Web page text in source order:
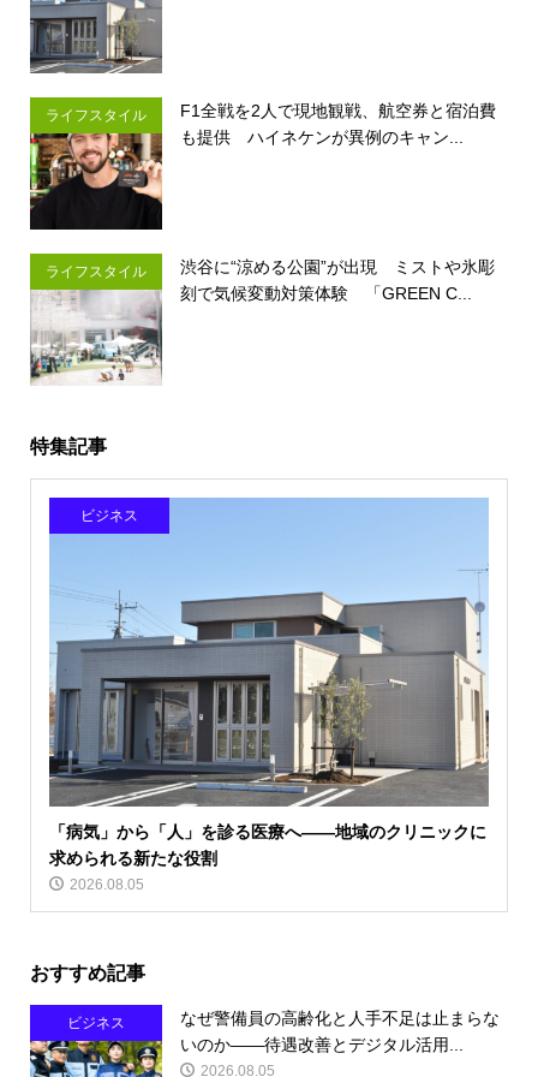
ライフスタイル
F1全戦を2人で現地観戦、航空券と宿泊費
も提供 ハイネケンが異例のキャン...
ライフスタイル
渋谷に“涼める公園”が出現 ミストや氷彫
刻で気候変動対策体験 「GREEN C...
特集記事
ビジネス
「病気」から「人」を診る医療へ――地域のクリニックに
求められる新たな役割
2026.08.05
おすすめ記事
ビジネス
なぜ警備員の高齢化と人手不足は止まらな
いのか――待遇改善とデジタル活用...
2026.08.05